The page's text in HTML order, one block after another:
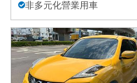
非多元化營業用車